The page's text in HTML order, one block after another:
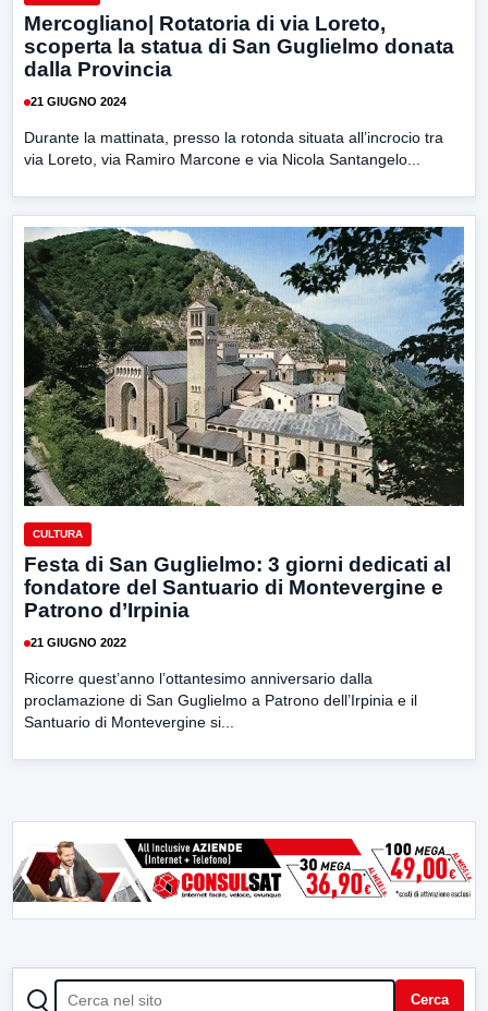
Mercogliano| Rotatoria di via Loreto,
scoperta la statua di San Guglielmo donata
dalla Provincia
21 GIUGNO 2024
Durante la mattinata, presso la rotonda situata all’incrocio tra
via Loreto, via Ramiro Marcone e via Nicola Santangelo...
CULTURA
Festa di San Guglielmo: 3 giorni dedicati al
fondatore del Santuario di Montevergine e
Patrono d’Irpinia
21 GIUGNO 2022
Ricorre quest’anno l’ottantesimo anniversario dalla
proclamazione di San Guglielmo a Patrono dell’Irpinia e il
Santuario di Montevergine si...
CERCA Cerca